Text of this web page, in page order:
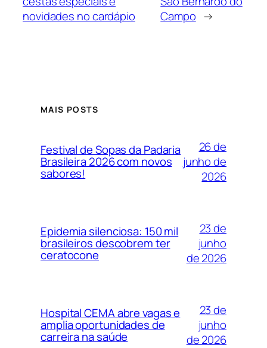
novidades no cardápio
Campo →
MAIS POSTS
Festival de Sopas da Padaria
Brasileira 2026 com novos
sabores!
26 de
junho de
2026
Epidemia silenciosa: 150 mil
brasileiros descobrem ter
ceratocone
23 de
junho
de 2026
Hospital CEMA abre vagas e
amplia oportunidades de
carreira na saúde
23 de
junho
de 2026